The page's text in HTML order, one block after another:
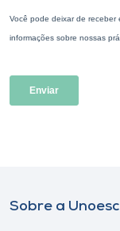
Sobre a Unoesc